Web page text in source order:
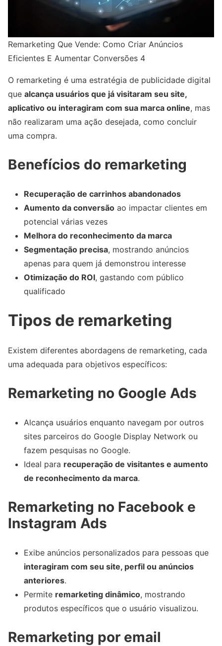
Remarketing Que Vende: Como Criar Anúncios
Eficientes E Aumentar Conversões 4
O remarketing é uma estratégia de publicidade digital
que alcança usuários que já visitaram seu site,
aplicativo ou interagiram com sua marca online, mas
não realizaram uma ação desejada, como concluir
uma compra.
Benefícios do remarketing
Recuperação de carrinhos abandonados
Aumento da conversão ao impactar clientes em
potencial várias vezes
Melhora do reconhecimento da marca
Segmentação precisa, mostrando anúncios
apenas para quem já demonstrou interesse
Otimização do ROI, gastando com público
qualificado
Tipos de remarketing
Existem diferentes abordagens de remarketing, cada
uma adequada para objetivos específicos:
Remarketing no Google Ads
Alcança usuários enquanto navegam por outros
sites parceiros do Google Display Network ou
fazem pesquisas no Google.
Ideal para recuperação de visitantes e aumento
de reconhecimento da marca.
Remarketing no Facebook e
Instagram Ads
Exibe anúncios personalizados para pessoas que
interagiram com seu site, perfil ou anúncios
anteriores.
Permite remarketing dinâmico, mostrando
produtos específicos que o usuário visualizou.
Remarketing por email